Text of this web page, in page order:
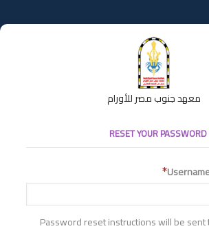
معهد جنوب مصر للأورام
RESET YOUR PASSWORD
Password reset instructions will be